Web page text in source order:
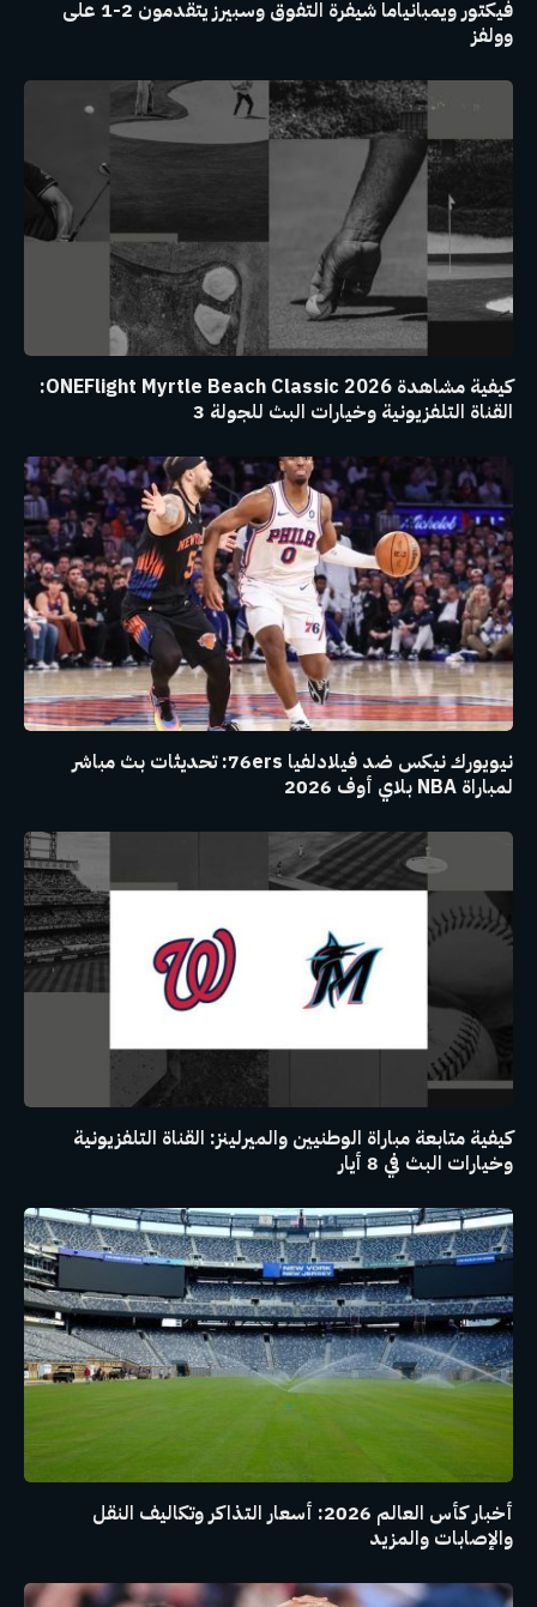
فيكتور ويمبانياما شيفرة التفوق وسبيرز يتقدمون 2-1 على
وولفز
كيفية مشاهدة ONEFlight Myrtle Beach Classic 2026:
القناة التلفزيونية وخيارات البث للجولة 3
نيويورك نيكس ضد فيلادلفيا 76ers: تحديثات بث مباشر
لمباراة NBA بلاي أوف 2026
كيفية متابعة مباراة الوطنيين والميرلينز: القناة التلفزيونية
وخيارات البث في 8 أيار
أخبار كأس العالم 2026: أسعار التذاكر وتكاليف النقل
والإصابات والمزيد